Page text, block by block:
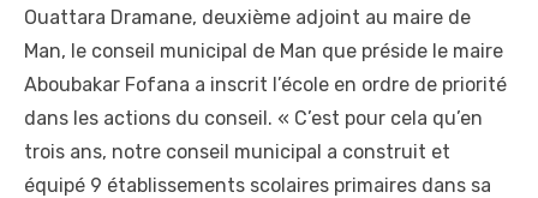
Ouattara Dramane, deuxième adjoint au maire de
Man, le conseil municipal de Man que préside le maire
Aboubakar Fofana a inscrit l’école en ordre de priorité
dans les actions du conseil. « C’est pour cela qu’en
trois ans, notre conseil municipal a construit et
équipé 9 établissements scolaires primaires dans sa